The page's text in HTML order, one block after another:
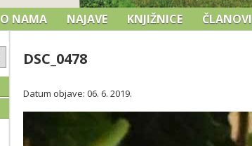
O NAMA NAJAVE KNJIŽNICE ČLANOVI
DSC_0478
Datum objave: 06. 6. 2019.